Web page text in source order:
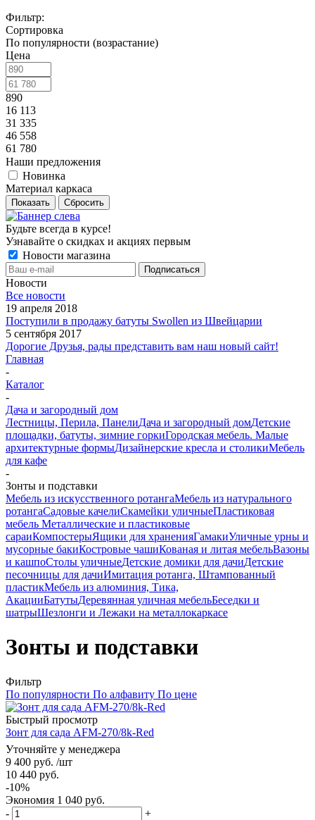
Фильтр:
Сортировка
По популярности (возрастание)
Цена
890
16 113
31 335
46 558
61 780
Наши предложения
Новинка
Материал каркаса
Показать Сбросить
Будьте всегда в курсе!
Узнавайте о скидках и акциях первым
Новости магазина
Новости
Все новости
19 апреля 2018
Поступили в продажу батуты Swollen из Швейцарии
5 сентября 2017
Дорогие Друзья, рады представить вам наш новый сайт!
Главная
-
Каталог
-
Дача и загородный дом
Лестницы, Перила, ПанелиДача и загородный домДетские
площадки, батуты, зимние горкиГородская мебель. Малые
архитектурные формыДизайнерские кресла и столикиМебель
для кафе
-
Зонты и подставки
Мебель из искусственного ротангаМебель из натурального
ротангаСадовые качелиСкамейки уличныеПластиковая
мебель Металлические и пластиковые
сараиКомпостерыЯщики для храненияГамакиУличные урны и
мусорные бакиКостровые чашиКованая и литая мебельВазоны
и кашпоСтолы уличныеДетские домики для дачиДетские
песочницы для дачиИмитация ротанга, Штампованный
пластикМебель из алюминия, Тика,
АкацииБатутыДеревянная уличная мебельБеседки и
шатрыШезлонги и Лежаки на металлокаркасе
Зонты и подставки
Фильтр
По популярности По алфавиту По цене
Быстрый просмотр
Зонт для сада AFM-270/8k-Red
Уточняйте у менеджера
9 400 руб. /шт
10 440 руб.
-10%
Экономия 1 040 руб.
-
+